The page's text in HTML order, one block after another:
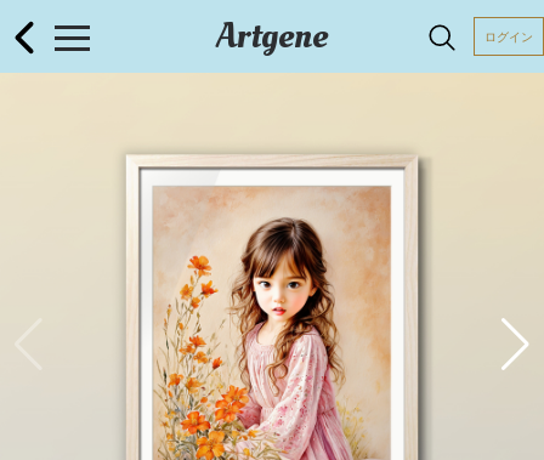
Artgene ログイン